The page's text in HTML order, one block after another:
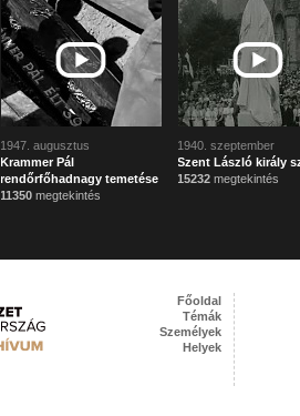
1947. augusztus
Krammer Pál
rendőrfőhadnagy temetése
11350 megtekintés
1940. szeptember
Szent László király
15232 megtekintés
Főoldal
Témák
Személyek
Helyek